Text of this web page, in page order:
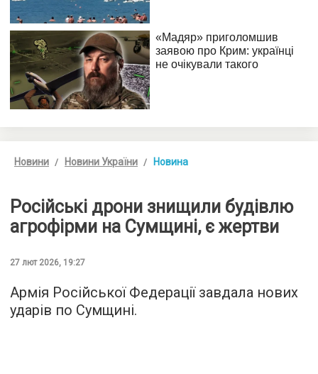
Новини Новини України Новина
Російські дрони знищили будівлю
агрофірми на Сумщині, є жертви
27 лют 2026, 19:27
Армія Російської Федерації завдала нових
ударів по Сумщині.